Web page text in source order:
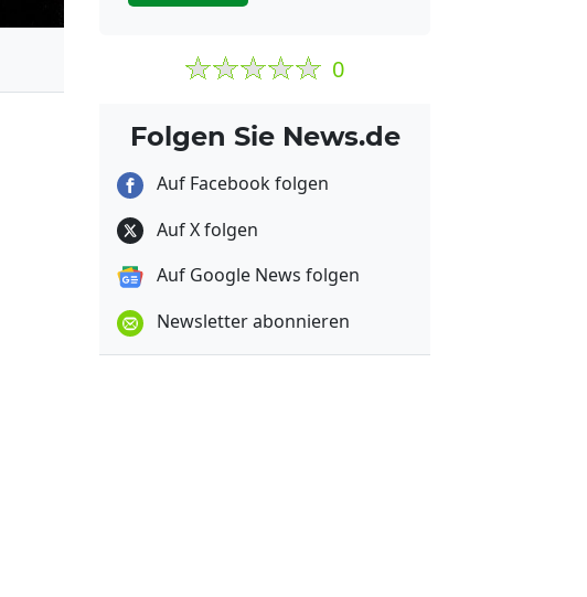
0
Folgen Sie News.de
Auf Facebook folgen
Auf X folgen
Auf Google News folgen
Newsletter abonnieren